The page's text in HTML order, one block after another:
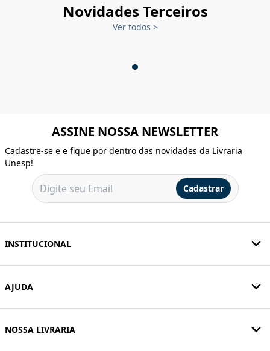
Novidades Terceiros
Ver todos >
ASSINE NOSSA NEWSLETTER
Cadastre-se e e fique por dentro das novidades da Livraria
Unesp!
Cadastrar
INSTITUCIONAL
AJUDA
NOSSA LIVRARIA